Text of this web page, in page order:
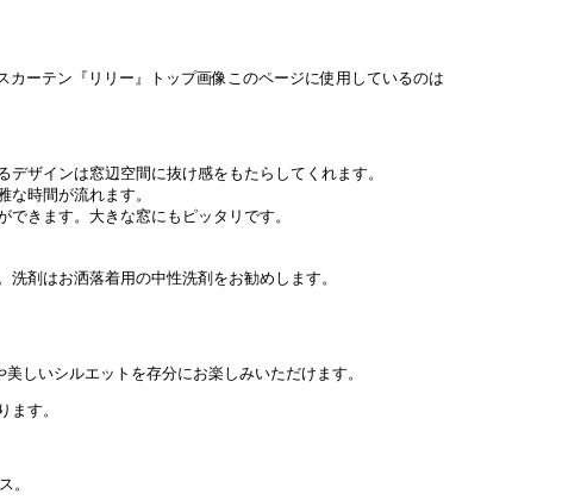
このページに使用しているのは
ザインは窓辺空間に抜け感をもたらしてくれます。
時間が流れます。
きます。大きな窓にもピッタリです。
剤はお洒落着用の中性洗剤をお勧めします。
しいシルエットを存分にお楽しみいただけます。
ます。
。